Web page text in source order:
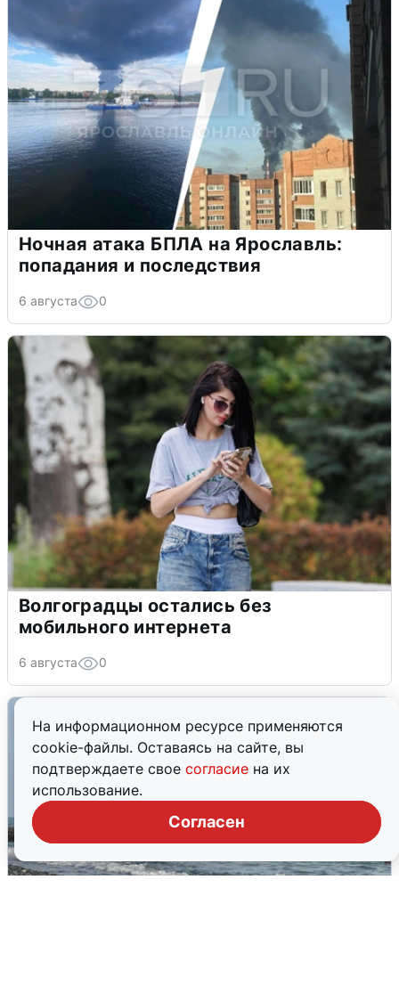
На информационном ресурсе применяются
cookie-файлы. Оставаясь на сайте, вы
подтверждаете свое согласие на их
использование.
Согласен
Ночная атака БПЛА на Ярославль:
попадания и последствия
6 августа 0
Волгоградцы остались без
мобильного интернета
6 августа 0